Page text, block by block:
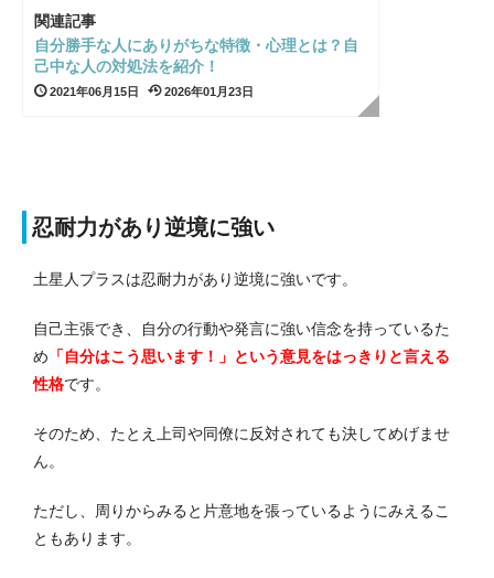
関連記事
自分勝手な人にありがちな特徴・心理とは？自
己中な人の対処法を紹介！
2021年06月15日 2026年01月23日
忍耐力があり逆境に強い
土星人プラスは忍耐力があり逆境に強いです。
自己主張でき、自分の行動や発言に強い信念を持っているた
め 「自分はこう思います！」という意見をはっきりと言える
性格です。
そのため、たとえ上司や同僚に反対されても決してめげませ
ん。
ただし、周りからみると片意地を張っているようにみえるこ
ともあります。